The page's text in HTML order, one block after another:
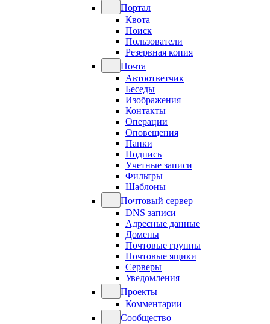
Портал
Квота
Поиск
Пользователи
Резервная копия
Почта
Автоответчик
Беседы
Изображения
Контакты
Операции
Оповещения
Папки
Подпись
Учетные записи
Фильтры
Шаблоны
Почтовый сервер
DNS записи
Адресные данные
Домены
Почтовые группы
Почтовые ящики
Серверы
Уведомления
Проекты
Комментарии
Сообщество